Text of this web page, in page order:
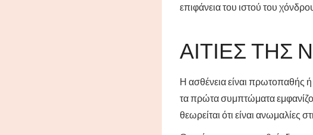
επιφάνεια του ιστού του
ΑΙΤΊΕΣ ΤΗΣ
Η ασθένεια είναι πρωτοπαθής
τα πρώτα συμπτώματα
θεωρείται ότι είναι